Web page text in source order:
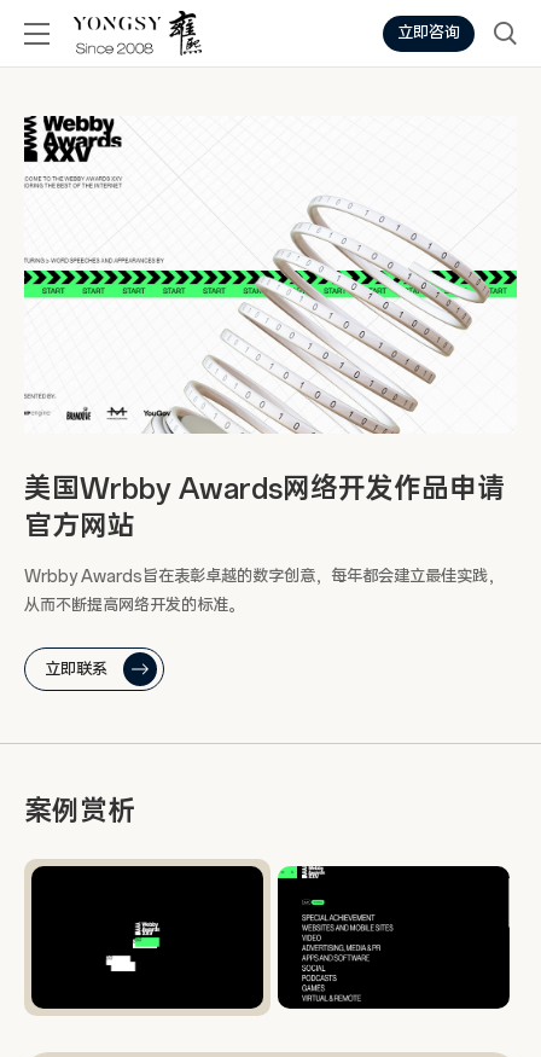
立即咨询
美国Wrbby Awards网络开发作品申请
官方网站
Wrbby Awards旨在表彰卓越的数字创意，每年都会建立最佳实践，
从而不断提高网络开发的标准。
立即联系
案例赏析